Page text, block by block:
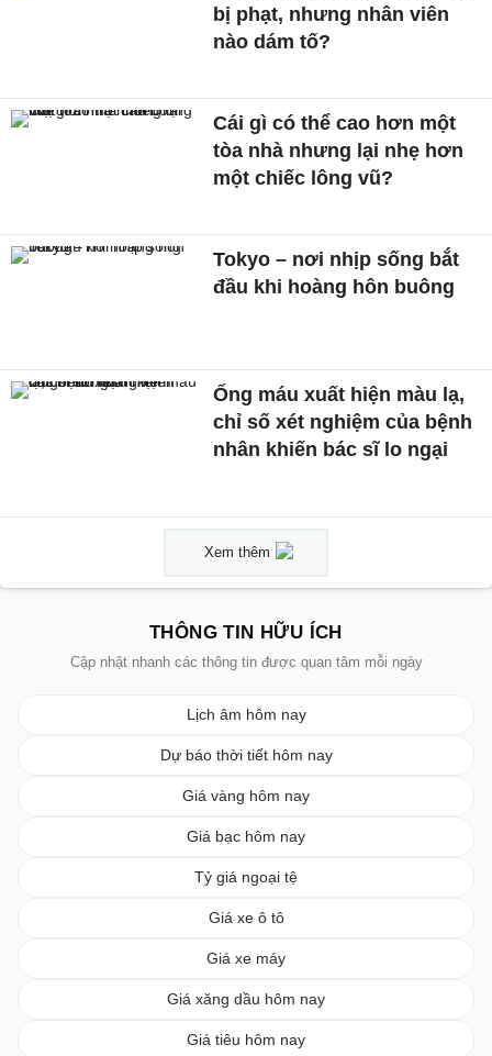
bị phạt, nhưng nhân viên
nào dám tố?
Cái gì có thể cao hơn một
tòa nhà nhưng lại nhẹ hơn
một chiếc lông vũ?
Tokyo – nơi nhịp sống bắt
đầu khi hoàng hôn buông
Ống máu xuất hiện màu lạ,
chỉ số xét nghiệm của bệnh
nhân khiến bác sĩ lo ngại
Xem thêm
THÔNG TIN HỮU ÍCH
Cập nhật nhanh các thông tin được quan tâm mỗi ngày
Lịch âm hôm nay
Dự báo thời tiết hôm nay
Giá vàng hôm nay
Giá bạc hôm nay
Tỷ giá ngoại tệ
Giá xe ô tô
Giá xe máy
Giá xăng dầu hôm nay
Giá tiêu hôm nay